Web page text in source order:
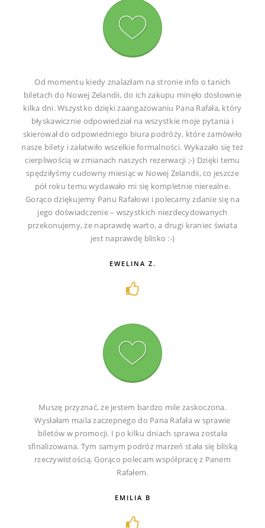
Od momentu kiedy znalazłam na stronie info o tanich
biletach do Nowej Zelandii, do ich zakupu minęło dosłownie
kilka dni. Wszystko dzięki zaangażowaniu Pana Rafała, który
błyskawicznie odpowiedział na wszystkie moje pytania i
skierował do odpowiedniego biura podróży, które zamówiło
nasze bilety i załatwiło wszelkie formalności. Wykazało się też
cierpliwością w zmianach naszych rezerwacji ;-) Dzięki temu
spędziłyśmy cudowny miesiąc w Nowej Zelandii, co jeszcze
pół roku temu wydawało mi się kompletnie nierealne.
Gorąco dziękujemy Panu Rafałowi i polecamy zdanie się na
jego doświadczenie – wszystkich niezdecydowanych
przekonujemy, że naprawdę warto, a drugi kraniec świata
jest naprawdę blisko :-)
EWELINA Z.
Muszę przyznać, że jestem bardzo mile zaskoczona.
Wysłałam maila zaczepnego do Pana Rafała w sprawie
biletów w promocji. I po kilku dniach sprawa została
sfinalizowana. Tym samym podróż marzeń stała się bliską
rzeczywistością. Gorąco polecam współpracę z Panem
Rafałem.
EMILIA B